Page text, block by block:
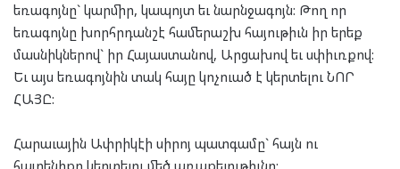
եռագոյնը` կարմիր, կապոյտ եւ նարնջագոյն: Թող որ
եռագոյնը խորհրդանշէ համերաշխ հայութիւն իր երեք
մասնիկներով` իր Հայաստանով, Արցախով եւ սփիւռքով:
Եւ այս եռագոյնին տակ հայը կոչուած է կերտելու ՆՈՐ
ՀԱՅԸ:
Հարաւային Ափրիկէի սիրոյ պատգամը` հայն ու